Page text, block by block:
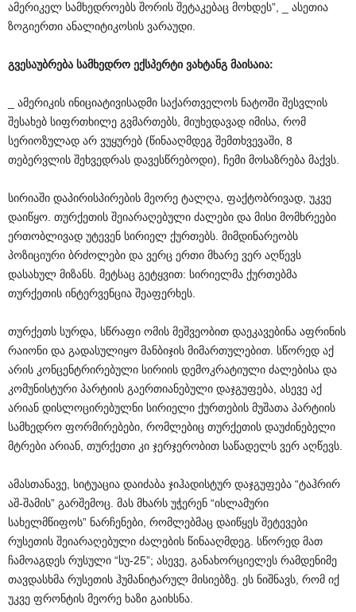
ამერიკელ სამხედროებს შორის შეტაკებაც მოხდეს”, _ ასეთია
ზოგიერთი ანალიტიკოსის ვარაუდი.
გვესაუბრება სამხედრო ექსპერტი ვახტანგ მაისაია:
_ ამერიკის ინიციატივისადმი საქართველოს ნატოში შესვლის
შესახებ სიფრთხილე გვმართებს, მიუხედავად იმისა, რომ
სერიოზულად არ ვუყურებ (წინააღმდეგ შემთხვევაში, 8
თებერვლის შეხვედრას დავესწრებოდი), ჩემი მოსაზრება მაქვს.
სირიაში დაპირისპირების მეორე ტალღა, ფაქტობრივად, უკვე
დაიწყო. თურქეთის შეიარაღებული ძალები და მისი მომხრეები
ერთობლივად უტევენ სირიელ ქურთებს. მიმდინარეობს
პოზიციური ბრძოლები და ვერც ერთი მხარე ვერ აღწევს
დასახულ მიზანს. მეტსაც გეტყვით: სირიელმა ქურთებმა
თურქეთის ინტერვენცია შეაფერხეს.
თურქეთს სურდა, სწრაფი ომის მეშვეობით დაეკავებინა აფრინის
რაიონი და გადასულიყო მანბიჯის მიმართულებით. სწორედ აქ
არის კონცენტრირებული სირიის დემოკრატიული ძალებისა და
კომუნისტური პარტიის გაერთიანებული დაჯგუფება, ასევე აქ
არიან დისლოცირებულნი სირიელი ქურთების მუშათა პარტიის
სამხედრო ფორმირებები, რომლებიც თურქეთის დაუძინებელი
მტრები არიან, თურქეთი კი ჯერჯერობით საწადელს ვერ აღწევს.
ამასთანავე, სიტუაცია დაიძაბა ჯიჰადისტურ დაჯგუფება “ტაჰრირ
აშ-შამის” გარშემოც. მას მხარს უჭერენ “ისლამური
სახელმწიფოს” ნარჩენები, რომლებმაც დაიწყეს შეტევები
რუსეთის შეიარაღებული ძალების წინააღმდეგ. სწორედ მათ
ჩამოაგდეს რუსული “სუ-25”; ასევე, განახორციელეს რამდენიმე
თავდასხმა რუსეთის ჰუმანიტარულ მისიებზე. ეს ნიშნავს, რომ იქ
უკვე ფრონტის მეორე ხაზი გაიხსნა.